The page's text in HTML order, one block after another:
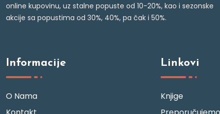
online kupovinu, uz stalne popuste od 10-20%, kao i sezonske
akcije sa popustima od 30%, 40%, pa čak i 50%.
Informacije
O Nama
Linkovi
Knjige